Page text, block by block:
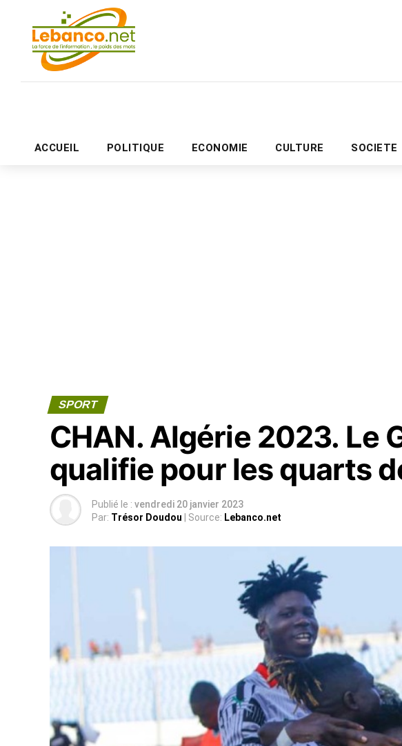
ACCUEIL POLITIQUE ECONOMIE CULTURE SOCIETE
SPORT
CHAN. Algérie 2023. Le
qualifie pour les quarts
Publié le : vendredi 20 janvier 2023
Par: Trésor Doudou | Source: Lebanco.net